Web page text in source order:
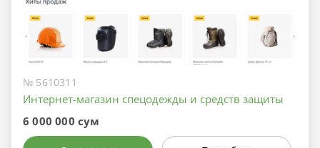
№ 5610311
Интернет-магазин спецодежды и средств защиты
6 000 000 сум